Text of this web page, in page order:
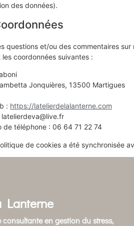
des données).
questions et/ou des commentaires
les coordonnées suivantes :
Jonquières, 13500 Martigues
: https://latelierdelalanterne.com
latelierdeva@live.fr
de téléphone : 06 64 71 22 74
de cookies a été synchronisée
Lanterne
consultante en gestion du stress,